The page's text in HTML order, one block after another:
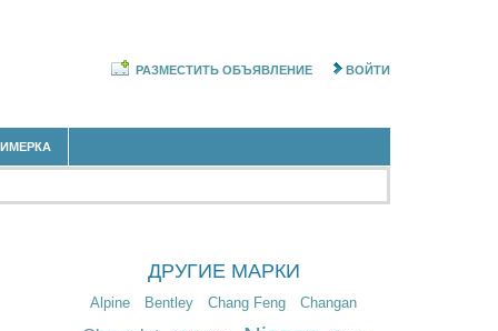
РАЗМЕСТИТЬ ОБЪЯВЛЕНИЕ ВОЙТИ
ДРУГИЕ МАРКИ
Alpine Bentley Chang Feng Changan